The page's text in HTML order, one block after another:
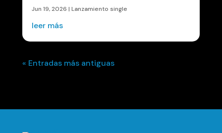
Jun 19, 2026 | Lanzamiento single
leer más
« Entradas más antiguas